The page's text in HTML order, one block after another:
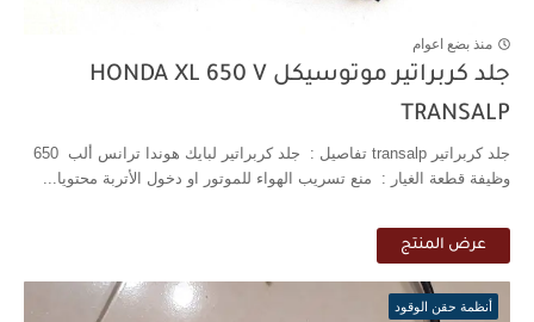
منذ بضع اعوام
جلد كربراتير موتوسيكل HONDA XL 650 V
TRANSALP
جلد كربراتير transalp تفاصيل : جلد كربراتير لبايك هوندا ترانس ألب 650
وظيفة قطعة الغيار : منع تسريب الهواء للموتور او دخول الأتربة محتويا...
عرض المنتج
أنظمة حقن الوقود